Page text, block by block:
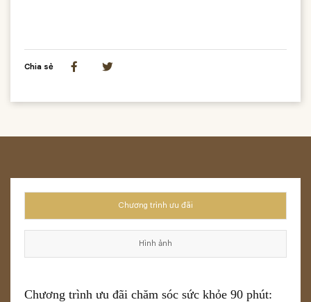
Chia sẻ
Chương trình ưu đãi
Hình ảnh
Chương trình ưu đãi chăm sóc sức khỏe 90 phút: